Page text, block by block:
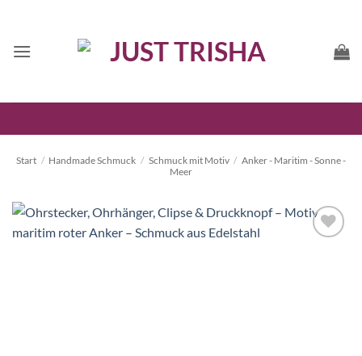
springen
Start / Handmade Schmuck / Schmuck mit Motiv / Anker - Maritim - Sonne -
Meer